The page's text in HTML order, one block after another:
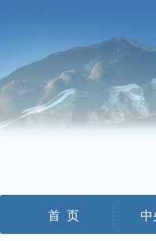
首 页 中